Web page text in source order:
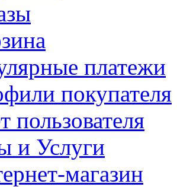
платежи
покупателя
пользователя
и Услуги
магазин